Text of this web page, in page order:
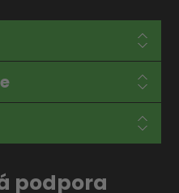
podpora